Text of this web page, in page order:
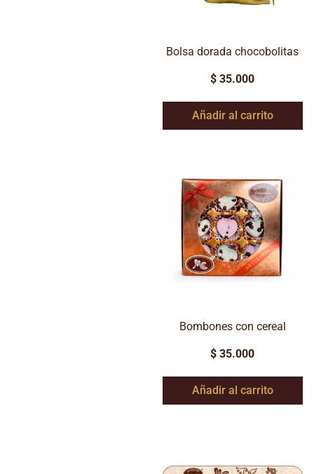
Bolsa dorada chocobolitas
$ 35.000
Añadir al carrito
Bombones con cereal
$ 35.000
Añadir al carrito